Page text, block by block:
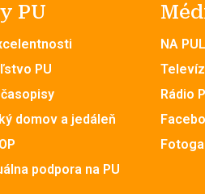
PU
PU
domov a jedáleň
podpora na PU
NA
Rádio